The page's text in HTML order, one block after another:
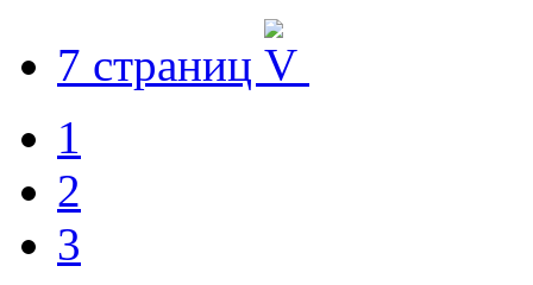
7 страниц
1
2
3